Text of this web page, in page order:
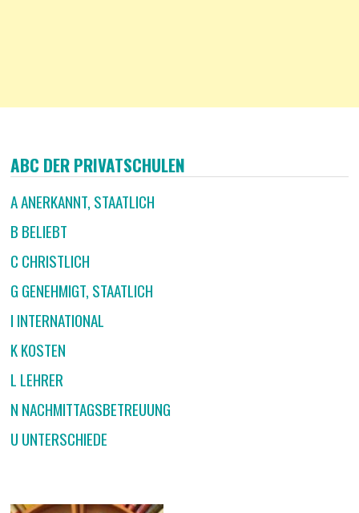
ABC DER PRIVATSCHULEN
A ANERKANNT, STAATLICH
B BELIEBT
C CHRISTLICH
G GENEHMIGT, STAATLICH
I INTERNATIONAL
K KOSTEN
L LEHRER
N NACHMITTAGSBETREUUNG
U UNTERSCHIEDE